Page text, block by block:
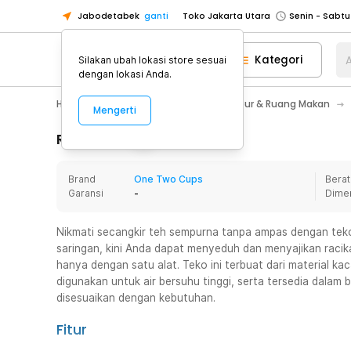
Jabodetabek ganti Toko Jakarta Utara
Toko Tangerang
Toko Cikupa
Pick n Go Jakarta Barat
Senin -
Pick n Go Bekasi
Senin - Jumat
Senin - Jumat
Senin -
Toko Jakarta Barat
Senin -
Toko Tangerang
Toko Cikupa
Pick n Go Jakarta Barat
Senin -
Pick n Go Bekasi
Senin - Jumat
Kategori
Home Appliance Perlengkapan Dapur & Ruang Makan
Rincian Produk
Brand
One Two Cups
Garansi
-
Nikmati secangkir teh sempurna tanpa ampas dengan
saringan, kini Anda dapat menyeduh dan menyajikan
hanya dengan satu alat. Teko ini terbuat dari material
digunakan untuk air bersuhu tinggi, serta tersedia dalam
disesuaikan dengan kebutuhan.
Fitur
Silakan ubah lokasi store sesuai
dengan lokasi Anda.
Mengerti